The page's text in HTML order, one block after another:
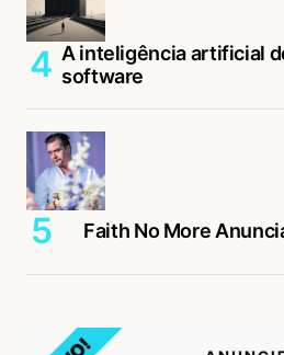
A inteligência artificial
software
Faith No More